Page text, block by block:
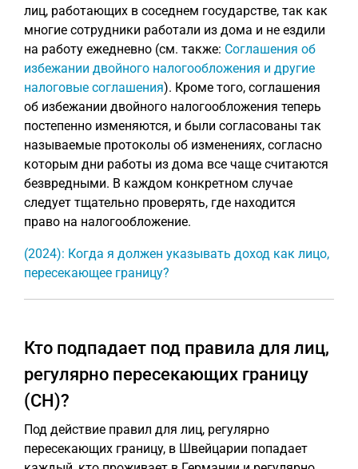
лиц, работающих в соседнем государстве, так как
многие сотрудники работали из дома и не ездили
на работу ежедневно (см. также: Соглашения об
избежании двойного налогообложения и другие
налоговые соглашения). Кроме того, соглашения
об избежании двойного налогообложения теперь
постепенно изменяются, и были согласованы так
называемые протоколы об изменениях, согласно
которым дни работы из дома все чаще считаются
безвредными. В каждом конкретном случае
следует тщательно проверять, где находится
право на налогообложение.
(2024): Когда я должен указывать доход как лицо,
пересекающее границу?
Кто подпадает под правила для лиц,
регулярно пересекающих границу
(CH)?
Под действие правил для лиц, регулярно
пересекающих границу, в Швейцарии попадает